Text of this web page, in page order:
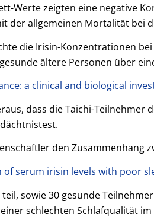
Werte zeigten eine negative
der allgemeinen Mortalität bei
die Irisin-Konzentrationen
ältere Personen über
a clinical and biological
dass die Taichi-
den
serum irisin levels with poor
sowie 30 gesunde
schlechten Schlafqualität